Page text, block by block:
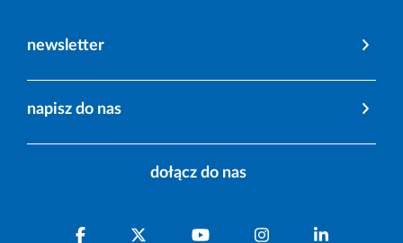
newsletter
napisz do nas
dołącz do nas